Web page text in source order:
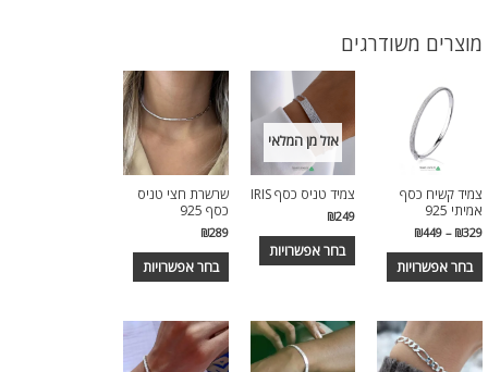
מוצרים משודרגים
צמיד קשיח כסף
אמיתי 925
₪329
–
₪449
בחר אפשרויות
אזל מן המלאי
צמיד טניס כסף IRIS
₪249
בחר אפשרויות
שרשרת חצי טניס
כסף 925
₪289
בחר אפשרויות